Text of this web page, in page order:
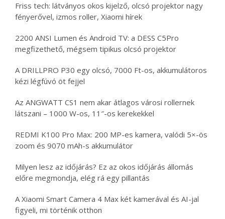
Friss tech: látványos okos kijelző, olcsó projektor nagy
fényerővel, izmos roller, Xiaomi hírek
2200 ANSI Lumen és Android TV: a DESS C5Pro
megfizethető, mégsem tipikus olcsó projektor
A DRILLPRO P30 egy olcsó, 7000 Ft-os, akkumulátoros
kézi légfúvó öt fejjel
Az ANGWATT CS1 nem akar átlagos városi rollernek
látszani – 1000 W-os, 11″-os kerekekkel
REDMI K100 Pro Max: 200 MP-es kamera, valódi 5×-ös
zoom és 9070 mAh-s akkumulátor
Milyen lesz az időjárás? Ez az okos időjárás állomás
előre megmondja, elég rá egy pillantás
A Xiaomi Smart Camera 4 Max két kamerával és AI-jal
figyeli, mi történik otthon